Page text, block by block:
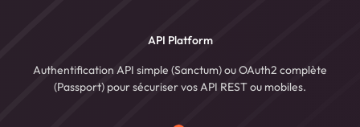
API Platform
Authentification API simple (Sanctum) ou OAuth2 complète
(Passport) pour sécuriser vos API REST ou mobiles.